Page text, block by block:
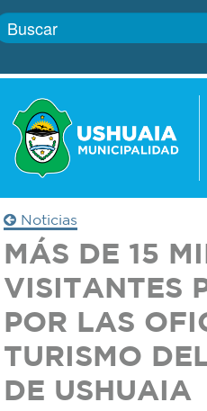
Boletín
Defensa
civil
Zoonosis
Gobierno
Trámites
Transparencia
Actualidad
Correo
Noticias
MÁS DE 15
VISITANTES
POR LAS
TURISMO
DE USHUAIA